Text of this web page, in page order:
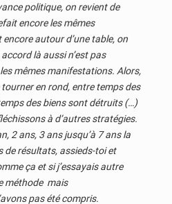
politique, on revient de
encore les mêmes
autour d’une table, on
là aussi n’est pas
mêmes manifestations. Alors,
tourner en rond, entre temps des
des biens sont détruits (…)
à d’autres stratégies.
2 ans, 3 ans jusqu’à 7 ans la
de résultats, assieds-toi et
ça et si j’essayais autre
méthode mais
pas été compris.